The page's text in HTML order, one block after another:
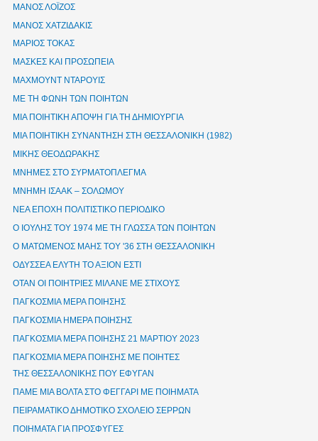
ΜΑΝΟΣ ΛΟΪΖΟΣ
ΜΑΝΟΣ ΧΑΤΖΙΔΑΚΙΣ
ΜΑΡΙΟΣ ΤΟΚΑΣ
ΜΑΣΚΕΣ ΚΑΙ ΠΡΟΣΩΠΕΙΑ
ΜΑΧΜΟΥΝΤ ΝΤΑΡΟΥΙΣ
ΜΕ ΤΗ ΦΩΝΗ ΤΩΝ ΠΟΙΗΤΩΝ
ΜΙΑ ΠΟΙΗΤΙΚΗ ΑΠΟΨΗ ΓΙΑ ΤΗ ΔΗΜΙΟΥΡΓΙΑ
ΜΙΑ ΠΟΙΗΤΙΚΗ ΣΥΝΑΝΤΗΣΗ ΣΤΗ ΘΕΣΣΑΛΟΝΙΚΗ (1982)
ΜΙΚΗΣ ΘΕΟΔΩΡΑΚΗΣ
ΜΝΗΜΕΣ ΣΤΟ ΣΥΡΜΑΤΟΠΛΕΓΜΑ
ΜΝΗΜΗ ΙΣΑΑΚ – ΣΟΛΩΜΟΥ
ΝΕΑ ΕΠΟΧΗ ΠΟΛΙΤΙΣΤΙΚΟ ΠΕΡΙΟΔΙΚΟ
Ο ΙΟΥΛΗΣ ΤΟΥ 1974 ΜΕ ΤΗ ΓΛΩΣΣΑ ΤΩΝ ΠΟΙΗΤΩΝ
Ο ΜΑΤΩΜΕΝΟΣ ΜΑΗΣ ΤΟΥ '36 ΣΤΗ ΘΕΣΣΑΛΟΝΙΚΗ
ΟΔΥΣΣΕΑ ΕΛΥΤΗ ΤΟ ΑΞΙΟΝ ΕΣΤΙ
ΟΤΑΝ ΟΙ ΠΟΙΗΤΡΙΕΣ ΜΙΛΑΝΕ ΜΕ ΣΤΙΧΟΥΣ
ΠΑΓΚΟΣΜΙΑ ΜΕΡΑ ΠΟΙΗΣΗΣ
ΠΑΓΚΟΣΜΙΑ ΗΜΕΡΑ ΠΟΙΗΣΗΣ
ΠΑΓΚΟΣΜΙΑ ΜΕΡΑ ΠΟΙΗΣΗΣ 21 ΜΑΡΤΙΟΥ 2023
ΠΑΓΚΟΣΜΙΑ ΜΕΡΑ ΠΟΙΗΣΗΣ ΜΕ ΠΟΙΗΤΕΣ
ΤΗΣ ΘΕΣΣΑΛΟΝΙΚΗΣ ΠΟΥ ΕΦΥΓΑΝ
ΠΑΜΕ ΜΙΑ ΒΟΛΤΑ ΣΤΟ ΦΕΓΓΑΡΙ ΜΕ ΠΟΙΗΜΑΤΑ
ΠΕΙΡΑΜΑΤΙΚΟ ΔΗΜΟΤΙΚΟ ΣΧΟΛΕΙΟ ΣΕΡΡΩΝ
ΠΟΙΗΜΑΤΑ ΓΙΑ ΠΡΟΣΦΥΓΕΣ